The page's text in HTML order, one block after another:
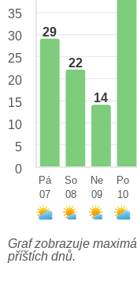
29
22
14
35
30
25
20
15
10
5
0
Pá
07
So
08
Ne
09
Po
10
Graf zobrazuje
příštích dnů.